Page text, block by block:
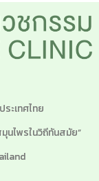
ะเทศไทย
ไพรในวิถีทันสมัย”